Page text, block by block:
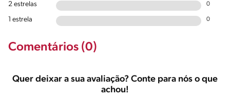
2 estrelas 0
1 estrela 0
Comentários (0)
Quer deixar a sua avaliação? Conte para nós o que
achou!